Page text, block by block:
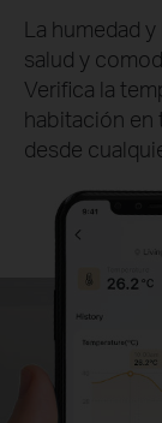
La humedad
salud y
Verifica la
habitación en
desde